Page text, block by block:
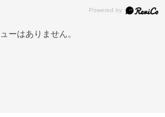
ーはありません。